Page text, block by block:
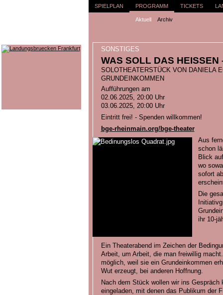
SPIELPLAN PROGRAMM
Aktuell Archiv
TICKETS
SONSTIGES
WAS SOLL DAS HEISSEN
SOLOTHEATERSTÜCK VON DANIELA
GRUNDEINKOMMEN
Aufführungen am
02.06.2025, 20:00 Uhr
03.06.2025, 20:00 Uhr
Eintritt frei! - Spenden willkommen!
bge-rheinmain.org/bge-theater
Aus
schon
Blick
wo
sofort
Die
ihr 10-
Ein Theaterabend im Zeichen der
Arbeit, um Arbeit, die man freiwillig
möglich, weil sie ein Grundeinkommen
Wut erzeugt, bei anderen Hoffnung.
Nach dem Stück wollen wir ins
eingeladen, mit denen das Publikum der